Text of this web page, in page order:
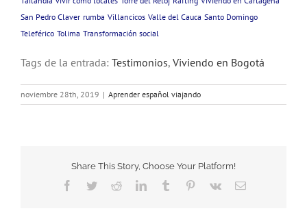
San Pedro Claver rumba Villancicos Valle del Cauca Santo Domingo
Teleférico Tolima Transformación social
Tags de la entrada: Testimonios, Viviendo en Bogotá
noviembre 28th, 2019 | Aprender español viajando
Share This Story, Choose Your Platform!
Facebook
TwitterRedditLinkedInTumblr Pinterest
Vk Email